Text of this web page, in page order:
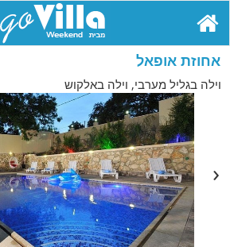
אחוזת אופאל
וילה בגליל מערבי, וילה באלקוש